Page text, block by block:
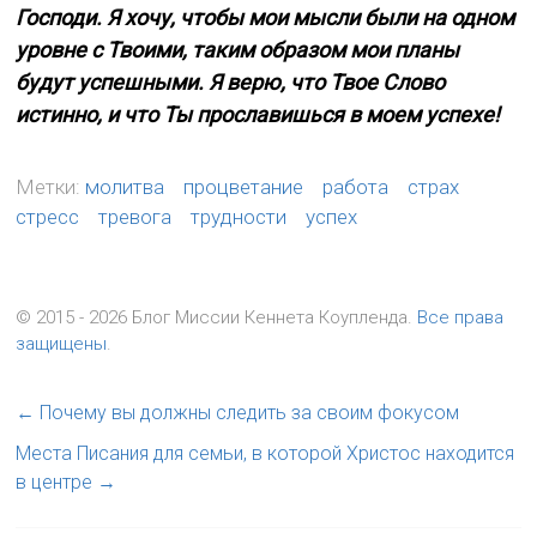
Господи. Я хочу, чтобы мои мысли были на одном
уровне с Твоими, таким образом мои планы
будут успешными. Я верю, что Твое Слово
истинно, и что Ты прославишься в моем успехе!
Метки: молитва процветание работа
страх
стресс
тревога трудности успех
© 2015 - 2026 Блог Миссии Кеннета Коупленда. Все права
защищены.
← Почему вы должны следить за своим фокусом
Места Писания для семьи, в которой Христос находится
в центре →